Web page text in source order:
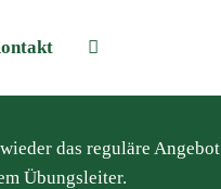
das reguläre
Übungsleiter.